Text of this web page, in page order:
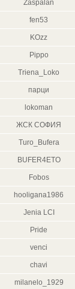
Zaspalan
fen53
KOzz
Pippo
Triena_Loko
парци
lokoman
ЖСК СОФИЯ
Turo_Bufera
BUFER4ETO
Fobos
hooligana1986
Jenia LCI
Pride
venci
chavi
milanelo_1929